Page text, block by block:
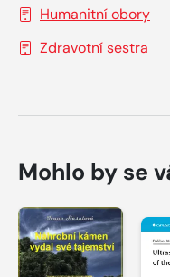
Humanitní obory
Zdravotní sestra
Mohlo by se